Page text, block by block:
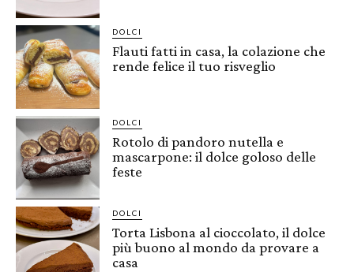
DOLCI
Flauti fatti in casa, la colazione che
rende felice il tuo risveglio
DOLCI
Rotolo di pandoro nutella e
mascarpone: il dolce goloso delle
feste
DOLCI
Torta Lisbona al cioccolato, il dolce
più buono al mondo da provare a
casa